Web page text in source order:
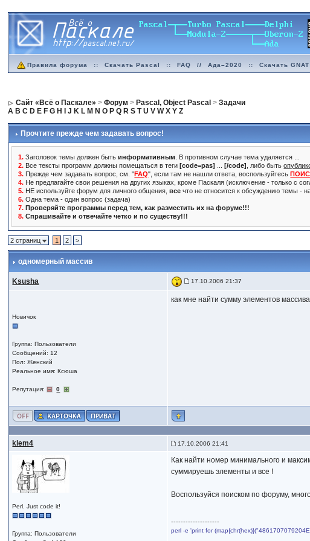
Правила форума :: Скачать Pascal :: FAQ // Ада–2020 :: Скачать GNAT
Сайт «Всё о Паскале» >Форум > Pascal, Object Pascal >Задачи
A B C D E F G H J K L M N O P Q R S T U V W X Y Z
Прочтите прежде чем задавать вопрос!
1. Заголовок темы должен бытьинформативным . В противном случае тема удаляется ...
2. Все тексты программ должны помещаться в теги[code=pas] ...[/code] , либо быть
3. Прежде чем задавать вопрос, см. "FAQ", если там не нашли ответа, воспользуйтесь
4. Не предлагайте свои решения на других языках, кроме Паскаля (исключение - только с
5. НЕ используйте форум для личного общения,все что не относится к обсуждению темы -
6. Одна тема - один вопрос (задача)
7. Проверяйте программы перед тем, как разместить их на форуме!!!
8. Спрашивайте и отвечайте четко и по существу!!!
2 страниц 1 2 >
одномерный массив
Ksusha 17.10.2006 21:37
Новичок
Группа: Пользователи
Сообщений: 12
Пол: Женский
Реальное имя: Ксюша
Репутация: 0
как мне найти сумму элементов
klem4 17.10.2006 21:41
Perl. Just code it!
Группа: Пользователи
Как найти номер минимального и
суммируешь элементы и все !
Воспользуйся поиском по форуму,
--------------------
perl -e 'print for